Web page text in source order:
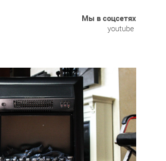
Мы в соцсетях
youtube